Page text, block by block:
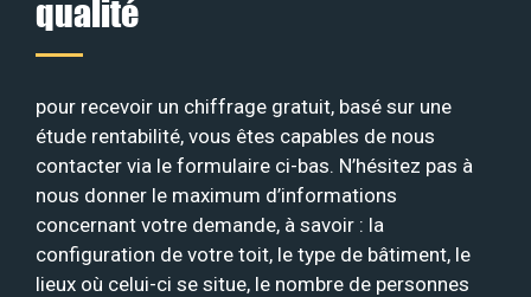
qualité
pour recevoir un chiffrage gratuit, basé sur une
étude rentabilité, vous êtes capables de nous
contacter via le formulaire ci-bas. N’hésitez pas à
nous donner le maximum d’informations
concernant votre demande, à savoir : la
configuration de votre toit, le type de bâtiment, le
lieux où celui-ci se situe, le nombre de personnes